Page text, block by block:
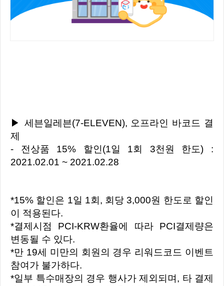
▶ 세븐일레븐(7-ELEVEN), 오프라인 바코드 결
제
- 전상품 15% 할인(1일 1회 3천원 한도) :
2021.02.01 ~ 2021.02.28
*15% 할인은 1일 1회, 회당 3,000원 한도로 할인
이 적용된다.
*결제시점 PCI-KRW환율에 따라 PCI결제량은
변동될 수 있다.
*만 19세 미만의 회원의 경우 리워드코드 이벤트
참여가 불가하다.
*일부 특수매장의 경우 행사가 제외되며, 타 결제